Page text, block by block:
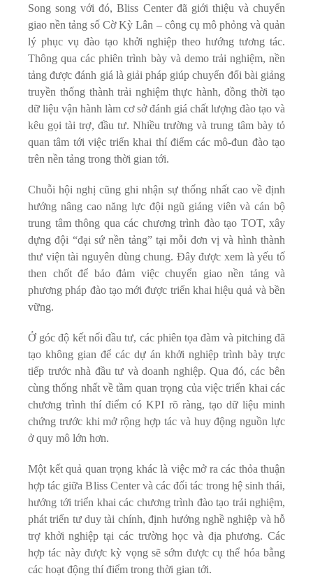
Song song với đó, Bliss Center đã giới thiệu và chuyển
giao nền tảng số Cờ Kỳ Lân – công cụ mô phỏng và quản
lý phục vụ đào tạo khởi nghiệp theo hướng tương tác.
Thông qua các phiên trình bày và demo trải nghiệm, nền
tảng được đánh giá là giải pháp giúp chuyển đổi bài giảng
truyền thống thành trải nghiệm thực hành, đồng thời tạo
dữ liệu vận hành làm cơ sở đánh giá chất lượng đào tạo và
kêu gọi tài trợ, đầu tư. Nhiều trường và trung tâm bày tỏ
quan tâm tới việc triển khai thí điểm các mô-đun đào tạo
trên nền tảng trong thời gian tới.
Chuỗi hội nghị cũng ghi nhận sự thống nhất cao về định
hướng nâng cao năng lực đội ngũ giảng viên và cán bộ
trung tâm thông qua các chương trình đào tạo TOT, xây
dựng đội “đại sứ nền tảng” tại mỗi đơn vị và hình thành
thư viện tài nguyên dùng chung. Đây được xem là yếu tố
then chốt để bảo đảm việc chuyển giao nền tảng và
phương pháp đào tạo mới được triển khai hiệu quả và bền
vững.
Ở góc độ kết nối đầu tư, các phiên tọa đàm và pitching đã
tạo không gian để các dự án khởi nghiệp trình bày trực
tiếp trước nhà đầu tư và doanh nghiệp. Qua đó, các bên
cùng thống nhất về tầm quan trọng của việc triển khai các
chương trình thí điểm có KPI rõ ràng, tạo dữ liệu minh
chứng trước khi mở rộng hợp tác và huy động nguồn lực
ở quy mô lớn hơn.
Một kết quả quan trọng khác là việc mở ra các thỏa thuận
hợp tác giữa Bliss Center và các đối tác trong hệ sinh thái,
hướng tới triển khai các chương trình đào tạo trải nghiệm,
phát triển tư duy tài chính, định hướng nghề nghiệp và hỗ
trợ khởi nghiệp tại các trường học và địa phương. Các
hợp tác này được kỳ vọng sẽ sớm được cụ thể hóa bằng
các hoạt động thí điểm trong thời gian tới.